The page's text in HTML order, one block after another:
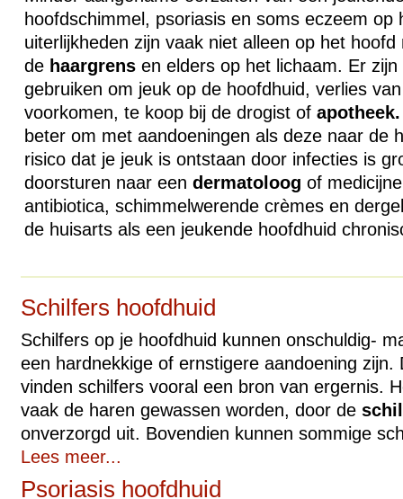
hoofdschimmel, psoriasis en soms eczeem op
uiterlijkheden zijn vaak niet alleen op het
de haargrensen elders op het lichaam. Er zijn
gebruiken om jeuk op de hoofdhuid, verlies
voorkomen, te koop bij de drogist of apotheek.
beter om met aandoeningen als deze naar de
risico dat je jeuk is ontstaan door infecties is
doorsturen naar een dermatoloog of
antibiotica, schimmelwerende crèmes en
de huisarts als een jeukende hoofdhuid
Schilfers hoofdhuid
Schilfers op je hoofdhuid kunnen onschuldig-
een hardnekkige of ernstigere aandoening zijn.
vinden schilfers vooral een bron van ergernis.
vaak de haren gewassen worden, door de
onverzorgd uit. Bovendien kunnen sommige
Lees meer...
Psoriasis hoofdhuid